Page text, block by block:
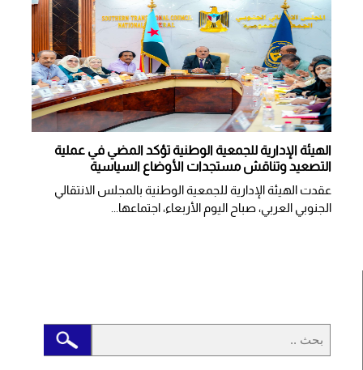
الهيئة الإدارية للجمعية الوطنية تؤكد المضي في عملية
التصعيد وتناقش مستجدات الأوضاع السياسية
عقدت الهيئة الإدارية للجمعية الوطنية بالمجلس الانتقالي
الجنوبي العربي، صباح اليوم الأربعاء، اجتماعها...